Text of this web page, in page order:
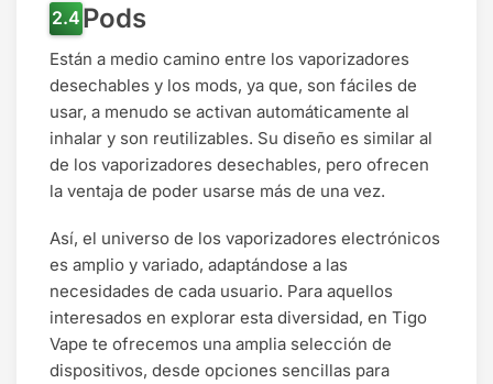
Pods
Están a medio camino entre los vaporizadores
desechables y los mods, ya que, son fáciles de
usar, a menudo se activan automáticamente al
inhalar y son reutilizables. Su diseño es similar al
de los vaporizadores desechables, pero ofrecen
la ventaja de poder usarse más de una vez.
Así, el universo de los vaporizadores electrónicos
es amplio y variado, adaptándose a las
necesidades de cada usuario. Para aquellos
interesados en explorar esta diversidad, en Tigo
Vape te ofrecemos una amplia selección de
dispositivos, desde opciones sencillas para